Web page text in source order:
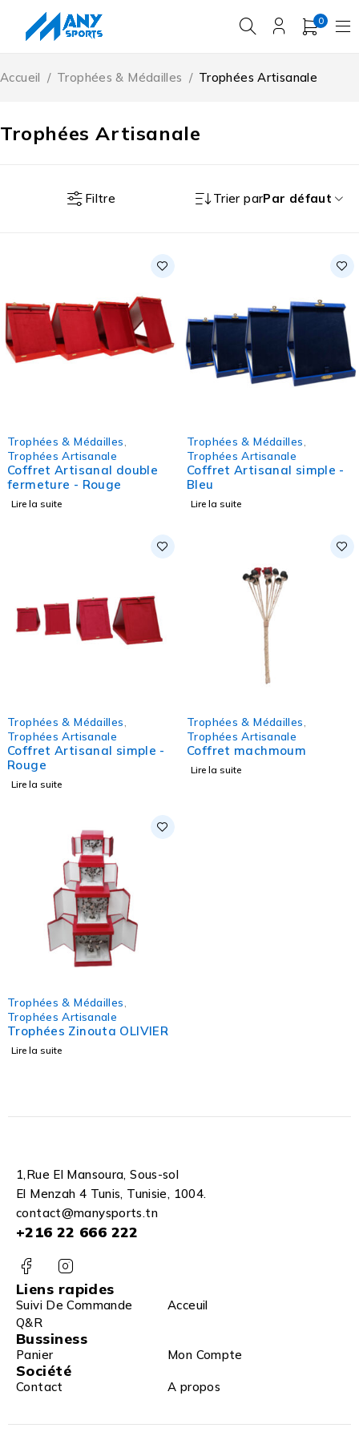
0
Trophées Artisanale
Accueil / Trophées & Médailles / Trophées Artisanale
Filtre Trier parPar défaut
Trophées & Médailles
Trophées Artisanale
Coffret Artisanal double
fermeture - Rouge
Lire la suite
Trophées & Médailles
Trophées Artisanale
Coffret Artisanal simple -
Bleu
Lire la suite
Trophées & Médailles
Trophées Artisanale
Coffret Artisanal simple -
Rouge
Lire la suite
Trophées & Médailles
Trophées Artisanale
Coffret machmoum
Lire la suite
Trophées & Médailles
Trophées Artisanale
Trophées Zinouta OLIVIER
Lire la suite
1,Rue El Mansoura, Sous-sol
El Menzah 4 Tunis, Tunisie, 1004.
contact@manysports.tn
+216 22 666 222
Liens rapides
Suivi De Commande
Acceuil
Q&R
Bussiness
Panier Mon Compte
Société
Contact A propos